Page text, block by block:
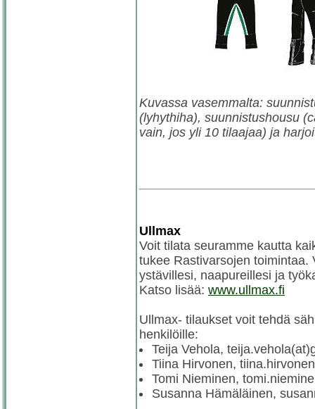
Kuvassa vasemmalta:
(lyhythiha), suunnistushousu
vain, jos yli 10 tilaajaa) ja
Ullmax
Voit tilata seuramme kautta
tukee Rastivarsojen toimintaa.
ystävillesi, naapureillesi ja
Katso lisää: www.ullmax.fi
Ullmax- tilaukset voit tehdä
henkilöille:
Teija Vehola,
Tiina Hirvonen,
Tomi Nieminen,
Susanna Hämäläinen,